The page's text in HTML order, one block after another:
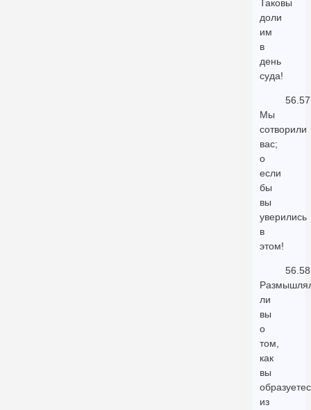
Таковы
доли
им
в
день
суда!
56.57
Мы
сотворили
вас;
о
если
бы
вы
уверились
в
этом!
56.58
ли
вы
о
том,
как
вы
из